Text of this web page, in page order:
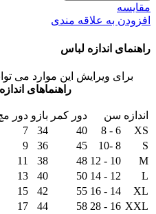
مقايسه
افزودن به علاقه مندی
راهنمای اندازه لباس
برای ویرایش این موارد می
راهنماهای اندازه
اندازه سن دور کمر بازو دور
XS
6 - 8
40
34
7
S
8 -10
45
36
9
M
10 - 12
48
38
11
L
12 - 14
50
40
13
XL
14 - 16
55
42
15
XXL
16 - 28
58
44
17